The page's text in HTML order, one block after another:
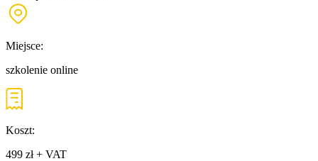
Miejsce:
szkolenie online
Koszt:
499 zł + VAT